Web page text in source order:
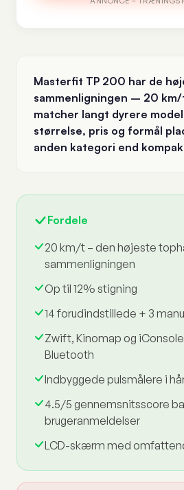
Masterfit TP 200 har de
sammenligningen – 20
matcher langt dyrere
størrelse, pris og formål
anden kategori end
Fordele
20 km/t – den højeste
sammenligningen
Op til 12% stigning
14 forudindstillede + 3
Zwift, Kinomap og
Bluetooth
Indbyggede pulsmålere i
4.5/5 gennemsnitsscore
brugeranmeldelser
LCD-skærm med